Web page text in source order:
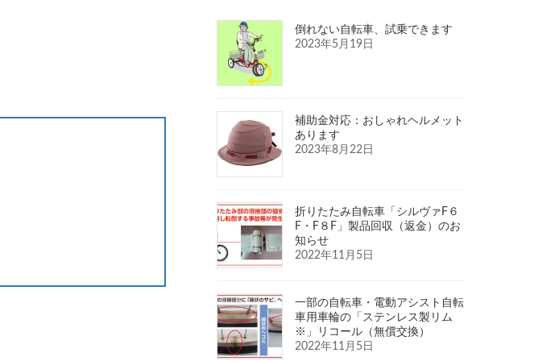
倒れない自転車、試乗できます
2023年5月19日
補助金対応：おしゃれヘルメット
あります
2023年8月22日
折りたたみ自転車「シルヴァF６
F・F８F」製品回収（返金）のお
知らせ
2022年11月5日
一部の自転車・電動アシスト自転
車用車輪の「ステンレス製リム
※」リコール（無償交換）
2022年11月5日